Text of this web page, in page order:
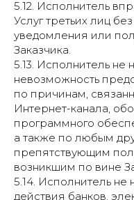
5.12. Исполнитель
Услуг третьих лиц
уведомления или
Заказчика.
5.13. Исполнитель не
невозможность
по причинам,
Интернет-канала,
программного
а также по любым
препятствующим
возникшим по вине
5.14. Исполнитель не
действия банков,